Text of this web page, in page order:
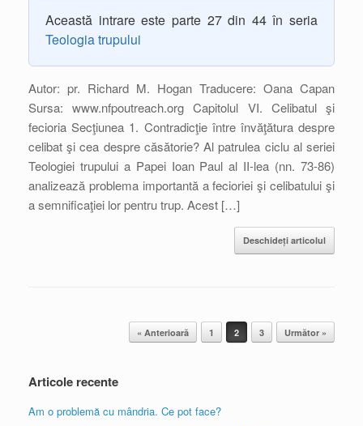
Această intrare este parte 27 din 44 în seria
Teologia trupului
Autor: pr. Richard M. Hogan Traducere: Oana Capan
Sursa: www.nfpoutreach.org Capitolul VI. Celibatul şi
fecioria Secţiunea 1. Contradicţie între învăţătura despre
celibat şi cea despre căsătorie? Al patrulea ciclu al seriei
Teologiei trupului a Papei Ioan Paul al II-lea (nn. 73-86)
analizează problema importantă a fecioriei şi celibatului şi
a semnificaţiei lor pentru trup. Acest […]
Deschideți articolul
« Anterioară 1 2 3 Următor »
Articole recente
Am o problemă cu mândria. Ce pot face?